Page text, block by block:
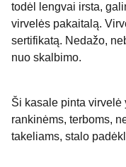
todėl lengvai irsta,
virvelės pakaitalą.
sertifikatą. Nedažo,
nuo skalbimo.
Ši kasale pinta virvelė
rankinėms, terboms,
takeliams, stalo